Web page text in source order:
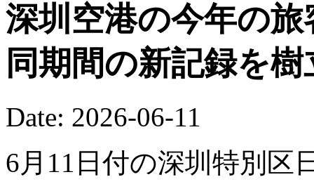
深圳空港の今年の
同期間の新記録を
Date: 2026-06-11
6月11日付の深圳特別区